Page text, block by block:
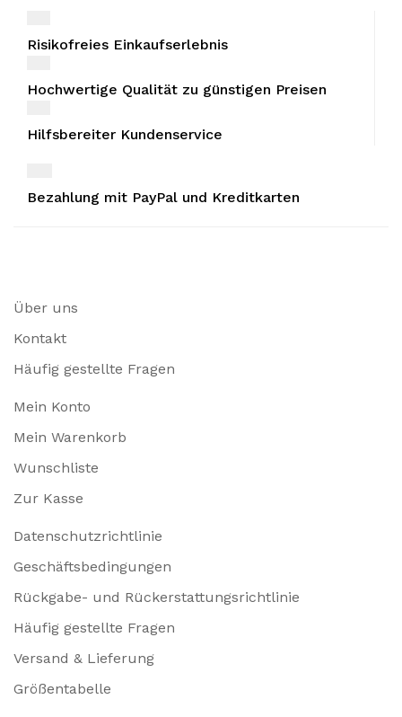
Risikofreies Einkaufserlebnis
Hochwertige Qualität zu günstigen Preisen
Hilfsbereiter Kundenservice
Bezahlung mit PayPal und Kreditkarten
Über uns
Kontakt
Häufig gestellte Fragen
Mein Konto
Mein Warenkorb
Wunschliste
Zur Kasse
Datenschutzrichtlinie
Geschäftsbedingungen
Rückgabe- und Rückerstattungsrichtlinie
Häufig gestellte Fragen
Versand & Lieferung
Größentabelle